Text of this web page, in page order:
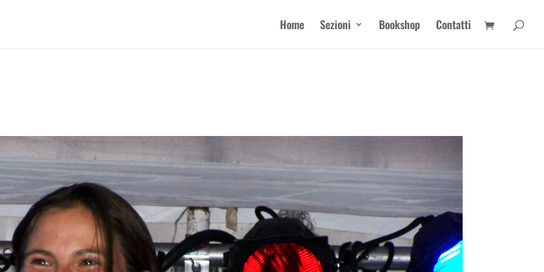
Home Sezioni Bookshop Contatti